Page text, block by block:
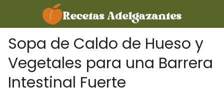
Sopa de Caldo de Hueso y
Vegetales para una Barrera
Intestinal Fuerte